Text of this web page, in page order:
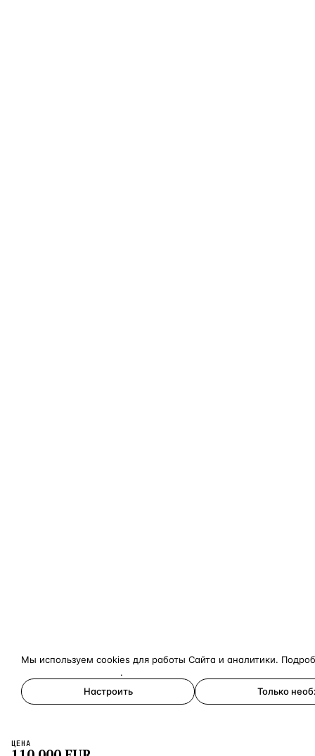
ЦЕНА
Мы используем cookies для работы Сайта и аналитики.
.
Настроить
Только
×